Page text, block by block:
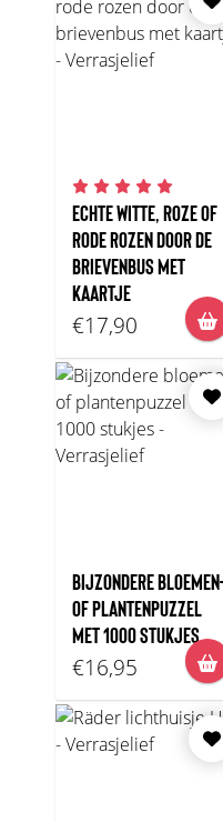
ECHTE WITTE, ROZE OF
RODE ROZEN DOOR DE
BRIEVENBUS MET
KAARTJE
€17,90
BIJZONDERE BLOEMEN-
OF PLANTENPUZZEL
MET 1000 STUKJES
€16,95